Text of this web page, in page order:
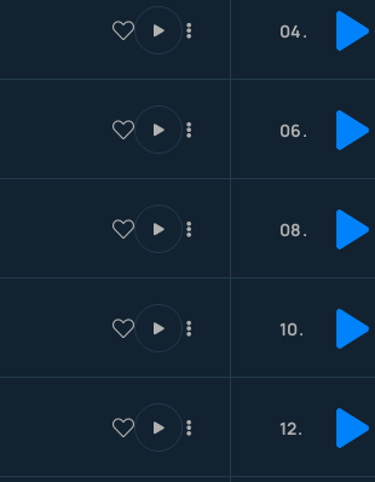
04.
06.
08.
10.
12.